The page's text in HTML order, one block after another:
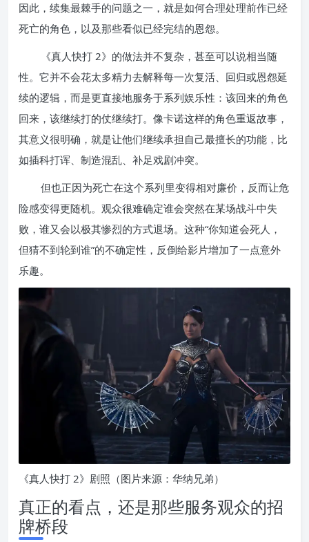
因此，续集最棘手的问题之一，就是如何合理处理前作已经
死亡的角色，以及那些看似已经完结的恩怨。
《真人快打 2》的做法并不复杂，甚至可以说相当随
性。它并不会花太多精力去解释每一次复活、回归或恩怨延
续的逻辑，而是更直接地服务于系列娱乐性：该回来的角色
回来，该继续打的仗继续打。像卡诺这样的角色重返故事，
其意义很明确，就是让他们继续承担自己最擅长的功能，比
如插科打诨、制造混乱、补足戏剧冲突。
但也正因为死亡在这个系列里变得相对廉价，反而让危
险感变得更随机。观众很难确定谁会突然在某场战斗中失
败，谁又会以极其惨烈的方式退场。这种“你知道会死人，
但猜不到轮到谁”的不确定性，反倒给影片增加了一点意外
乐趣。
《真人快打 2》剧照（图片来源：华纳兄弟）
真正的看点，还是那些服务观众的招
牌桥段